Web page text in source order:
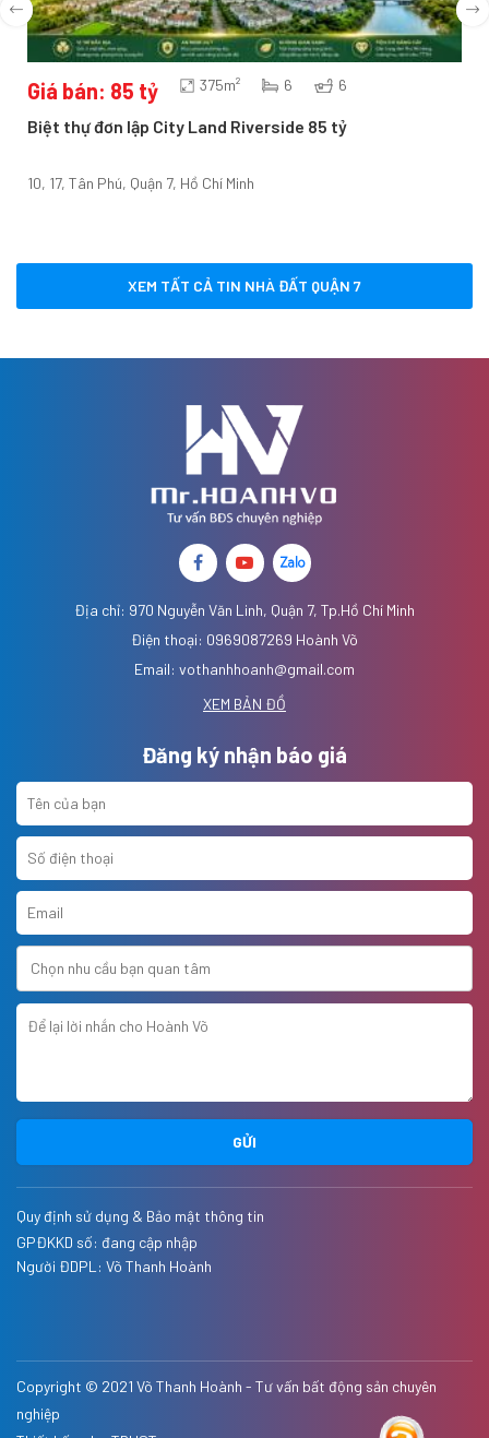
Giá bán: 85 tỷ 375m² 6 6
Biệt thự đơn lập City Land Riverside 85 tỷ
10, 17, Tân Phú, Quận 7, Hồ Chí Minh
XEM TẤT CẢ TIN NHÀ ĐẤT QUẬN 7
Địa chỉ: 970 Nguyễn Văn Linh, Quận 7, Tp.Hồ Chí Minh
Điện thoại: 0969087269 Hoành Võ
Email: vothanhhoanh@gmail.com
XEM BẢN ĐỒ
Đăng ký nhận báo giá
GỬI
Quy định sử dụng & Bảo mật thông tin
GPĐKKD số: đang cập nhập
Người ĐDPL: Võ Thanh Hoành
Copyright © 2021 Võ Thanh Hoành - Tư vấn bất động sản chuyên
nghiệp